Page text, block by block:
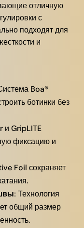
отличную
с
подходят для
и
Boa®
ботинки без
и GripLITE
фиксацию и
Foil сохраняет
Технология
общий размер